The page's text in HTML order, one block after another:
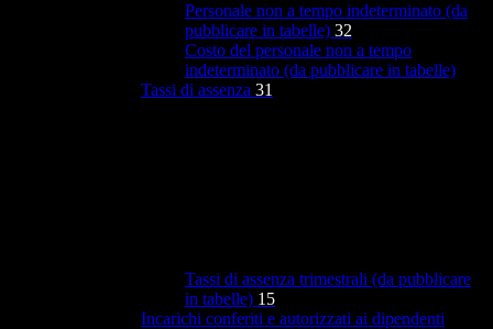
Personale non a tempo indeterminato (da
pubblicare in tabelle) 32
Costo del personale non a tempo
indeterminato (da pubblicare in tabelle)
Tassi di assenza 31
Tassi di assenza trimestrali (da pubblicare
in tabelle) 15
Incarichi conferiti e autorizzati ai dipendenti